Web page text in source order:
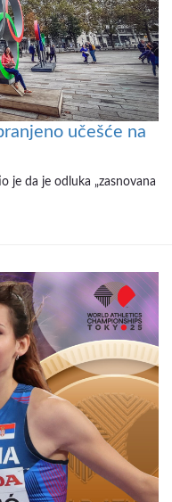
učešće na
je da je odluka „zasnovana